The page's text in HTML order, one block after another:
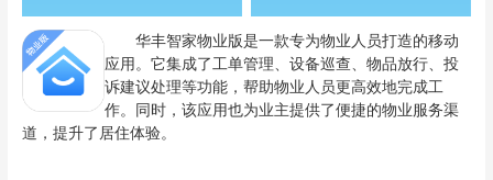
华丰智家物业版是一款专为物业人员打造的移动
应用。它集成了工单管理、设备巡查、物品放行、投
诉建议处理等功能，帮助物业人员更高效地完成工
作。同时，该应用也为业主提供了便捷的物业服务渠
道，提升了居住体验。